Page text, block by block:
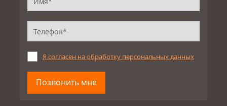
Я согласен на обработку персональных данных
Позвонить мне